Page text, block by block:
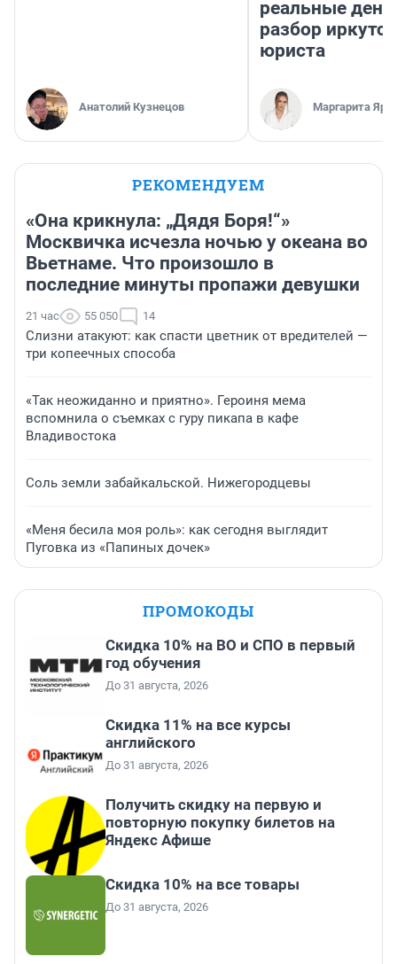
Анатолий Кузнецов
реальные
разбор
юриста
Маргарита
РЕКОМЕНДУЕМ
«Она крикнула: „Дядя Боря!“»
Москвичка исчезла ночью у океана во
Вьетнаме. Что произошло в
последние минуты пропажи девушки
21 час 55 050 14
Слизни атакуют: как спасти цветник от вредителей —
три копеечных способа
«Так неожиданно и приятно». Героиня мема
вспомнила о съемках с гуру пикапа в кафе
Владивостока
Соль земли забайкальской. Нижегородцевы
«Меня бесила моя роль»: как сегодня выглядит
Пуговка из «Папиных дочек»
ПРОМОКОДЫ
Скидка 10% на ВО и СПО в первый
год обучения
До 31 августа, 2026
Скидка 11% на все курсы
английского
До 31 августа, 2026
Получить скидку на первую и
повторную покупку билетов на
Яндекс Афише
Скидка 10% на все товары
До 31 августа, 2026